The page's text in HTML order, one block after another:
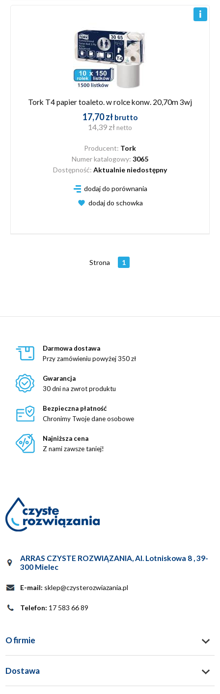
Tork T4 papier toaleto. w rolce konw. 20,70m 3wj
17,70 zł brutto
14,39 zł netto
Producent: Tork
Numer katalogowy: 3065
Dostępność: Aktualnie niedostępny
dodaj do porównania
dodaj do schowka
Strona 1
Darmowa dostawa
Przy zamówieniu powyżej 350 zł
Gwarancja
30 dni na zwrot produktu
Bezpieczna płatność
Chronimy Twoje dane osobowe
Najniższa cena
Z nami zawsze taniej!
ARRAS CZYSTE ROZWIĄZANIA,Al. Lotniskowa 8,39-
300 Mielec
E-mail: sklep@czysterozwiazania.pl
Telefon: 17 583 66 89
O firmie
Dostawa